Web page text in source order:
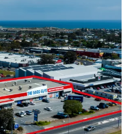
SA, 5019, AU